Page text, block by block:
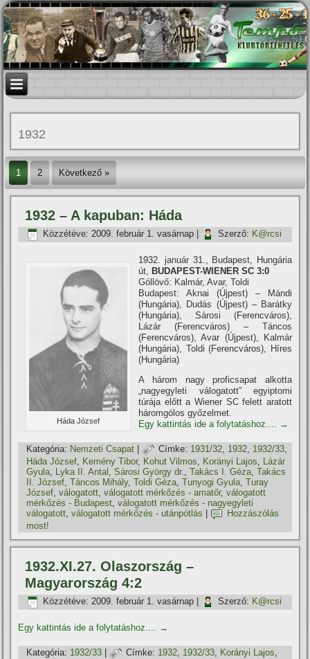
1932
1 2 Következő »
1932 – A kapuban: Háda
Közzétéve: 2009. február 1. vasárnap Szerző: K@rcsi
Háda József
1932. január 31., Budapest, Hungária
út, BUDAPEST-WIENER SC 3:0
Góllövő: Kalmár, Avar, Toldi
Budapest: Aknai (Újpest) – Mándi
(Hungária), Dudás (Újpest) – Barátky
(Hungária), Sárosi (Ferencváros),
Lázár (Ferencváros) – Táncos
(Ferencváros), Avar (Újpest), Kalmár
(Hungária), Toldi (Ferencváros), Hí­res
(Hungária)
A három nagy proficsapat alkotta
„nagyegyleti válogatott” egyiptomi
túrája előtt a Wiener SC felett aratott
háromgólos győzelmet.
Egy kattintás ide a folytatáshoz.... →
Kategória: Nemzeti Csapat | Címke: 1931/32, 1932, 1932/33,
Háda József, Kemény Tibor, Kohut Vilmos, Korányi Lajos, Lázár
Gyula, Lyka II. Antal ,Sárosi György dr.,Takács I. Géza,Takács
II. József,Táncos Mihály,Toldi Géza,Tunyogi Gyula,Turay
József,válogatott,válogatott mérkőzés - amatőr,válogatott
mérkőzés - Budapest,válogatott mérkőzés - nagyegyleti
válogatott,válogatott mérkőzés - utánpótlás
Hozzászólás
most!
1932.XI.27. Olaszország –
Magyarország 4:2
Közzétéve: 2009. február 1. vasárnap Szerző: K@rcsi
Egy kattintás ide a folytatáshoz.... →
Kategória: 1932/33 | Címke: 1932, 1932/33, Korányi Lajos,